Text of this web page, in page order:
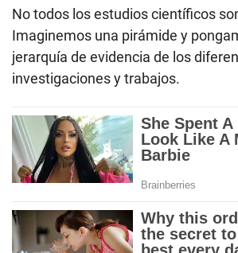
No todos los estudios científicos
Imaginemos una pirámide y
jerarquía de evidencia de los
investigaciones y trabajos.